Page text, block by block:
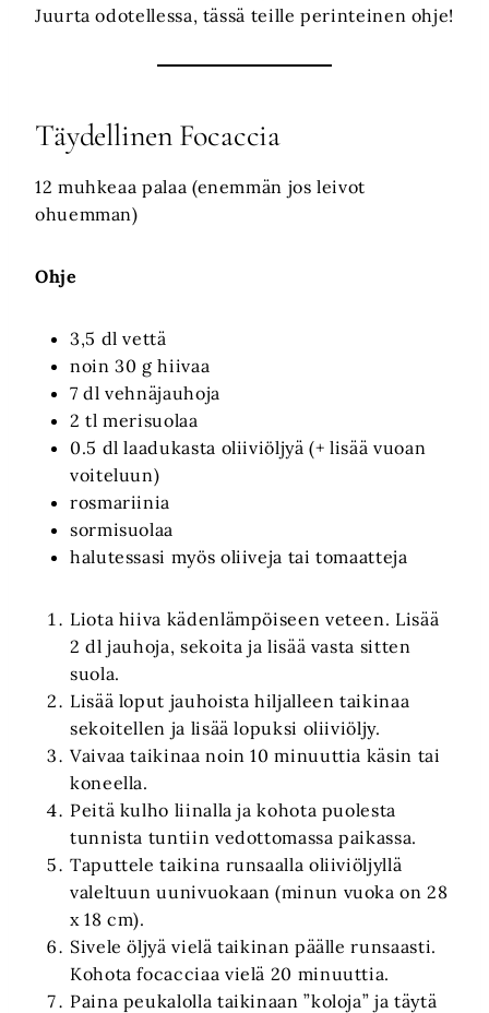
Juurta odotellessa, tässä teille perinteinen ohje!
Täydellinen Focaccia
12 muhkeaa palaa (enemmän jos leivot
ohuemman)
Ohje
3,5 dl vettä
noin 30 g hiivaa
7 dl vehnäjauhoja
2 tl merisuolaa
0.5 dl laadukasta oliiviöljyä (+ lisää vuoan
voiteluun)
rosmariinia
sormisuolaa
halutessasi myös oliiveja tai tomaatteja
Liota hiiva kädenlämpöiseen veteen. Lisää
2 dl jauhoja, sekoita ja lisää vasta sitten
suola.
Lisää loput jauhoista hiljalleen taikinaa
sekoitellen ja lisää lopuksi oliiviöljy.
Vaivaa taikinaa noin 10 minuuttia käsin tai
koneella.
Peitä kulho liinalla ja kohota puolesta
tunnista tuntiin vedottomassa paikassa.
Taputtele taikina runsaalla oliiviöljyllä
valeltuun uunivuokaan (minun vuoka on 28
x 18 cm).
Sivele öljyä vielä taikinan päälle runsaasti.
Kohota focacciaa vielä 20 minuuttia.
Paina peukalolla taikinaan ”koloja” ja täytä